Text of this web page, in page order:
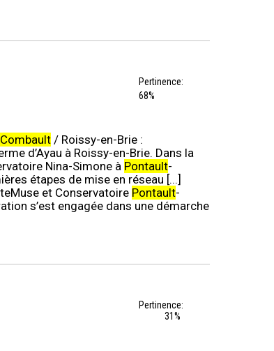
Pertinence:
68%
Combault/ Roissy-en-Brie :
d’Ayau à Roissy-en-Brie. Dans la
Nina-Simone à Pontault-
étapes de mise en réseau [...]
et Conservatoire Pontault-
s’est engagée dans une démarche
Pertinence:
31%